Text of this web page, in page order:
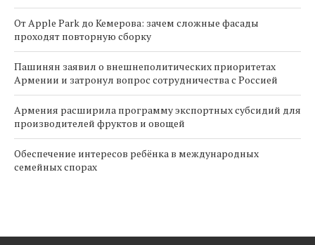
От Apple Park до Кемерова: зачем сложные фасады
проходят повторную сборку
Пашинян заявил о внешнеполитических приоритетах
Армении и затронул вопрос сотрудничества с Россией
Армения расширила программу экспортных субсидий для
производителей фруктов и овощей
Обеспечение интересов ребёнка в международных
семейных спорах